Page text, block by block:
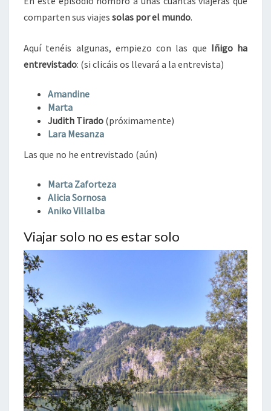
comparten sus viajes solas por el mundo.
Aquí tenéis algunas, empiezo con las que Iñigo ha
entrevistado: (si clicáis os llevará a la entrevista)
Amandine
Marta
Judith Tirado (próximamente)
Lara Mesanza
Las que no he entrevistado (aún)
Marta Zaforteza
Alicia Sornosa
Aniko Villalba
Viajar solo no es estar solo